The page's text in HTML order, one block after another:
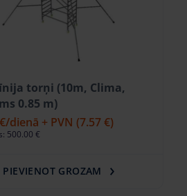
torņi (10m, Clima,
0.85 m)
/dienā + PVN (7.57 €)
500.00 €
PIEVIENOT GROZAM